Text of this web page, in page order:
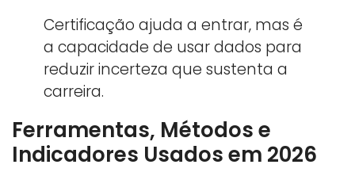
Certificação ajuda a entrar, mas é
a capacidade de usar dados para
reduzir incerteza que sustenta a
carreira.
Ferramentas, Métodos e
Indicadores Usados em 2026